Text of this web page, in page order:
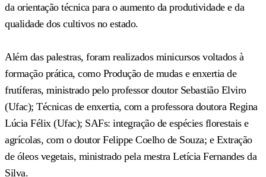
da orientação técnica para o aumento da produtividade e da
qualidade dos cultivos no estado.
Além das palestras, foram realizados minicursos voltados à
formação prática, como Produção de mudas e enxertia de
frutíferas, ministrado pelo professor doutor Sebastião Elviro
(Ufac); Técnicas de enxertia, com a professora doutora Regina
Lúcia Félix (Ufac); SAFs: integração de espécies florestais e
agrícolas, com o doutor Felippe Coelho de Souza; e Extração
de óleos vegetais, ministrado pela mestra Letícia Fernandes da
Silva.